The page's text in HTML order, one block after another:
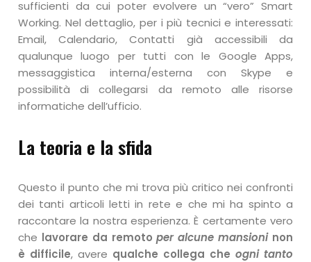
sufficienti da cui poter evolvere un “vero” Smart
Working. Nel dettaglio, per i più tecnici e interessati:
Email, Calendario, Contatti già accessibili da
qualunque luogo per tutti con le Google Apps,
messaggistica interna/esterna con Skype e
possibilità di collegarsi da remoto alle risorse
informatiche dell’ufficio.
La teoria e la sfida
Questo il punto che mi trova più critico nei confronti
dei tanti articoli letti in rete e che mi ha spinto a
raccontare la nostra esperienza. È certamente vero
che lavorare da remoto per alcune mansioninon
è difficile, avere qualche collega che ogni tanto